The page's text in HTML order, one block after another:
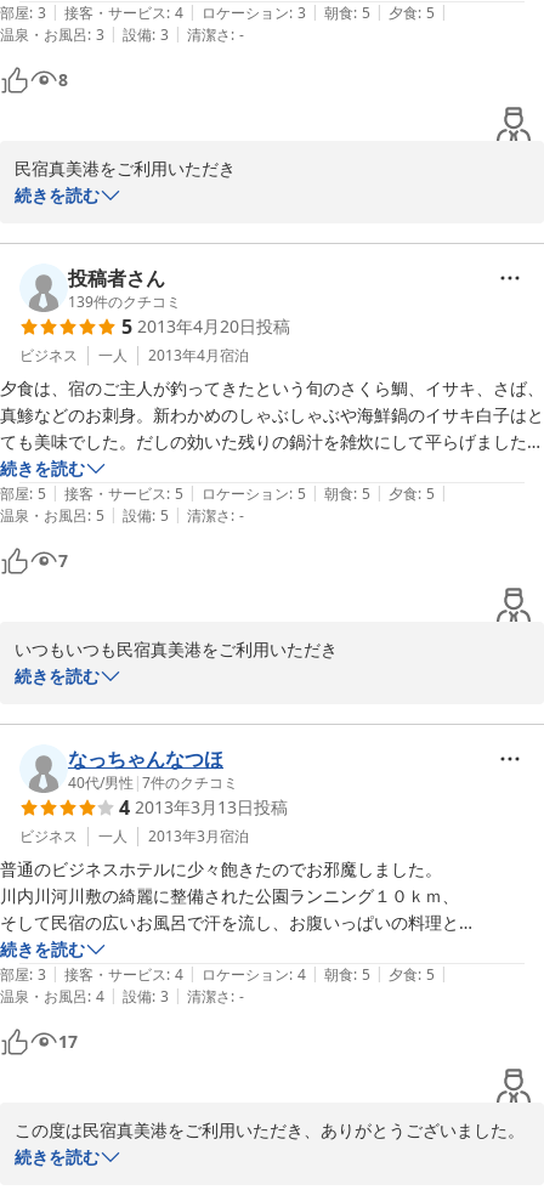
2014-03-28
用くださいませ。
部屋: 3 | 接客・サービス: 4 | ロケーション: 3 | 朝食: 5 | 夕食: 5 |
温泉・お風呂: 3 | 設備: 3 | 清潔さ: -
8
民宿真美港をご利用いただき
ありがとうございました。
嬉しいお言葉、ありがとうございました。
長期出張の方々にもお選びいただき
とてもうれしく思っております。
お仕事で来られる方は、長期になるほど
負担が大きくなりますので、
せめて食事（＝明日への活力）だけでも、
お手伝いできたらと思っております。
慣れない方はちょっとびっくりされるようですが、
いい方ばかりです。
2014-03-28
続きを読む
投稿者さん
139件のクチコミ
5 2013年4月20日投稿
ビジネス 一人 2013年4月宿泊
夕食は、宿のご主人が釣ってきたという旬のさくら鯛、イサキ、さば、
真鯵などのお刺身。新わかめのしゃぶしゃぶや海鮮鍋のイサキ白子はと
ても美味でした。だしの効いた残りの鍋汁を雑炊にして平らげました、
おいしかったです。飲み放題の薩摩焼酎は、蔵の神で、ご主人が特別に
飲ませてくれた村尾、三岳は、大変うれしかったです、大満喫です。二
食付の料金設定は、他では、なかなか真似ができないと思います、宿の
続きを読む
部屋: 5 | 接客・サービス: 5 | ロケーション: 5 | 朝食: 5 | 夕食: 5 |
温泉・お風呂: 5 | 設備: 5 | 清潔さ: -
7
いつもいつも民宿真美港をご利用いただき
ありがとうございます。
また一緒にお酒を飲めるのを楽しみにしております！
2013-07-04
続きを読む
なっちゃんなつほ
40代/男性 |7件のクチコミ
4 2013年3月13日投稿
ビジネス 一人 2013年3月宿泊
普通のビジネスホテルに少々飽きたのでお邪魔しました。
川内川河川敷の綺麗に整備された公園ランニング１０ｋｍ、
そして民宿の広いお風呂で汗を流し、お腹いっぱいの料理と
飲み放題の焼酎を堪能でき大満足です。あっ、飲みすぎました（汗）
初対面のご主人やご宿泊の方のおかげで楽しい夜を過ごせました。
続きを読む
部屋: 3 | 接客・サービス: 4 | ロケーション: 4 | 朝食: 5 | 夕食: 5 |
温泉・お風呂: 4 | 設備: 3 | 清潔さ: -
17
この度は民宿真美港をご利用いただき、ありがとうございました。
続きを読む